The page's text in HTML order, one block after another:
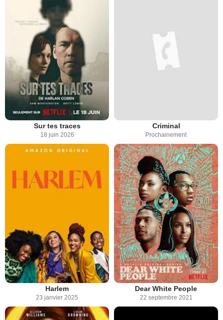
Sur tes traces
18 juin 2026
Criminal
Prochainement
Harlem
23 janvier 2025
Dear White People
22 septembre 2021